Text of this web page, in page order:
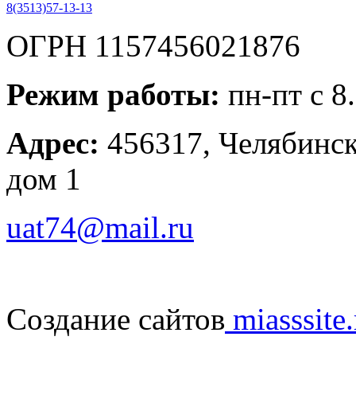
8(3513)57-13-13
ОГРН 1157456021876
Режим работы: пн-пт с
Адрес: 456317,
дом 1
uat74@mail.ru
Создание сайтов